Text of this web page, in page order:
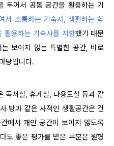
두어서 공동 공간을 활용하는 기
서 소통하는 기숙사, 생활하는 학
활용하는 기숙사를 지향했기 때문
보이지 않는 특별한 공간, 바로
당입니다.
독서실, 휴게실, 다용도실 등과 같
방과 같은 사적인 생활공간은 건
에서 개인 공간이 보이지 않도록
도 좋은 평가를 받은 부분은 원형